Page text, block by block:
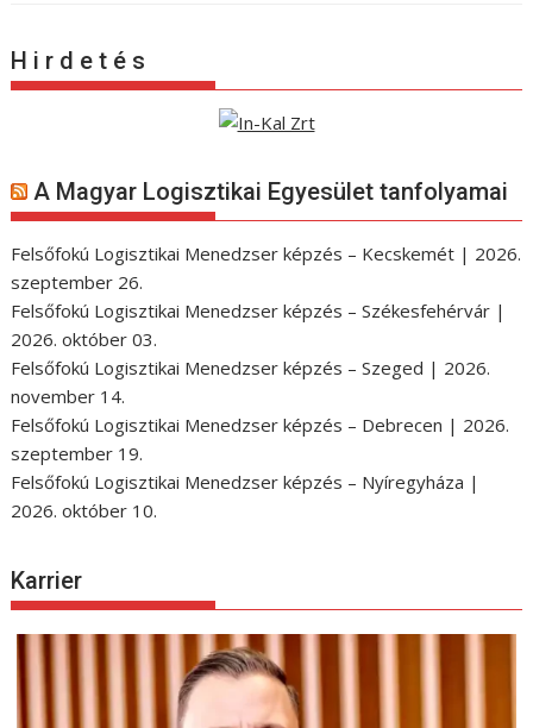
H i r d e t é s
A Magyar Logisztikai Egyesület tanfolyamai
Felsőfokú Logisztikai Menedzser képzés – Kecskemét | 2026.
szeptember 26.
Felsőfokú Logisztikai Menedzser képzés – Székesfehérvár |
2026. október 03.
Felsőfokú Logisztikai Menedzser képzés – Szeged | 2026.
november 14.
Felsőfokú Logisztikai Menedzser képzés – Debrecen | 2026.
szeptember 19.
Felsőfokú Logisztikai Menedzser képzés – Nyíregyháza |
2026. október 10.
Karrier